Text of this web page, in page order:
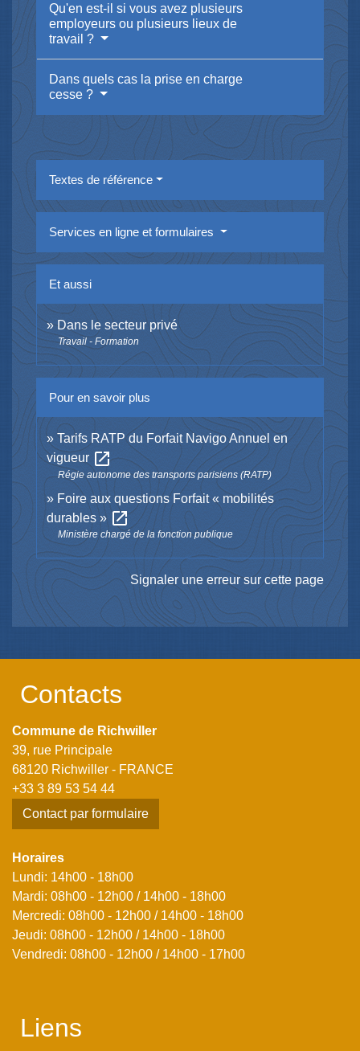
Qu'en est-il si vous avez plusieurs
employeurs ou plusieurs lieux de
travail ?
Dans quels cas la prise en charge
cesse ?
Textes de référence
Services en ligne et formulaires
Et aussi
Dans le secteur privé
Travail - Formation
Pour en savoir plus
Tarifs RATP du Forfait Navigo Annuel en
vigueur open_in_new
Régie autonome des transports parisiens (RATP)
Foire aux questions Forfait « mobilités
durables » open_in_new
Ministère chargé de la fonction publique
Signaler une erreur sur cette page
Contacts
Commune de Richwiller
39, rue Principale
68120 Richwiller - FRANCE
+33 3 89 53 54 44
Contact par formulaire
Horaires
Lundi: 14h00 - 18h00
Mardi: 08h00 - 12h00 / 14h00 - 18h00
Mercredi: 08h00 - 12h00 / 14h00 - 18h00
Jeudi: 08h00 - 12h00 / 14h00 - 18h00
Vendredi: 08h00 - 12h00 / 14h00 - 17h00
Liens